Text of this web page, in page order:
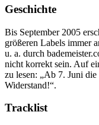
Geschichte
Bis September 2005
größeren Labels immer
u. a. durch
nicht korrekt sein. Auf
zu lesen: „Ab 7. Juni
Widerstand!“.
Tracklist